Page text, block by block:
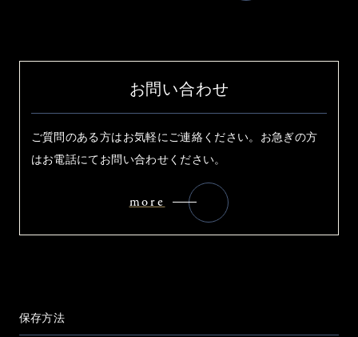
お問い合わせ
ご質問のある方はお気軽にご連絡ください。お急ぎの方
はお電話にてお問い合わせください。
more
保存方法